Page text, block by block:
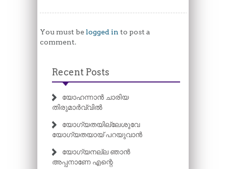
You must be logged in to post a
comment.
Recent Posts
യോഹന്നാൻ ചാരിയ
തിരുമാർവ്വിൽ
യോഗ്യതയില്ലേശുവേ
യോഗ്യതയായ് പറയുവാൻ
യോഗ്യനല്ല ഞാൻ
അപ്പനാണേ എന്റെ